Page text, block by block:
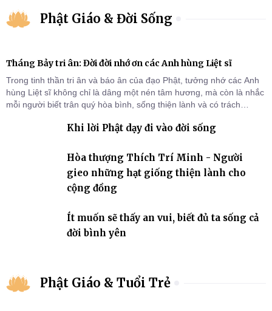
Phật Giáo & Đời Sống
Tháng Bảy tri ân: Đời đời nhớ ơn các Anh hùng Liệt sĩ
Trong tinh thần tri ân và báo ân của đạo Phật, tưởng nhớ các Anh
hùng Liệt sĩ không chỉ là dâng một nén tâm hương, mà còn là nhắc
mỗi người biết trân quý hòa bình, sống thiện lành và có trách
Khi lời Phật dạy đi vào đời sống
Hòa thượng Thích Trí Minh - Người
gieo những hạt giống thiện lành cho
cộng đồng
Ít muốn sẽ thấy an vui, biết đủ ta sống cả
đời bình yên
Phật Giáo & Tuổi Trẻ